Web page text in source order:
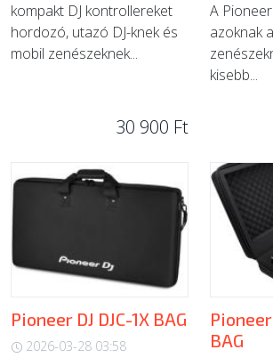
kompakt DJ kontrollereket
hordozó, utazó DJ-knek és
mobil zenészeknek...
30 900 Ft
A
azoknak
kisebb...
Pioneer DJ DJC-1X BAG
2026-03-28 03:58
BAG